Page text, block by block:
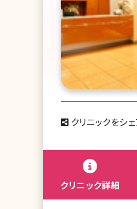
クリニックをシェ
クリニック詳細